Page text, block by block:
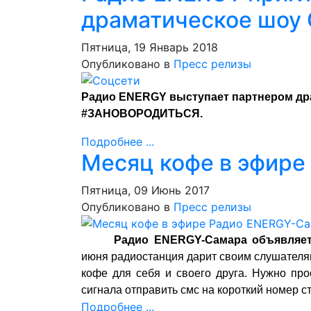
драматическое
Пятница, 19 Январь 2018
Опубликовано в Пресс релизы
Радио ENERGY выступает партнером
#ЗАНОВОРОДИТЬСЯ.
Подробнее ...
Месяц кофе в эфире
Пятница, 09 Июнь 2017
Опубликовано в Пресс релизы
Радио ENERGY-Самара
июня радиостанция дарит своим
кофе для себя и своего друга. Нужно
сигнала отправить смс на короткий номер
Подробнее ...